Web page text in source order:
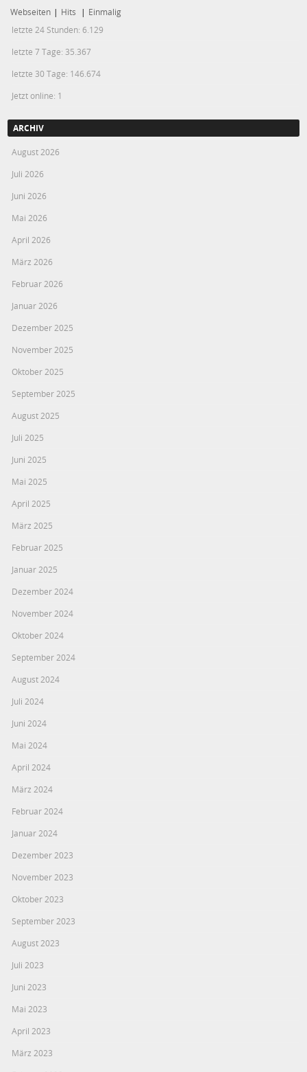
Webseiten | Hits | Einmalig
letzte 24 Stunden:6.129
letzte 7 Tage: 35.367
letzte 30 Tage: 146.674
Jetzt online: 1
ARCHIV
August 2026
Juli 2026
Juni 2026
Mai 2026
April 2026
März 2026
Februar 2026
Januar 2026
Dezember 2025
November 2025
Oktober 2025
September 2025
August 2025
Juli 2025
Juni 2025
Mai 2025
April 2025
März 2025
Februar 2025
Januar 2025
Dezember 2024
November 2024
Oktober 2024
September 2024
August 2024
Juli 2024
Juni 2024
Mai 2024
April 2024
März 2024
Februar 2024
Januar 2024
Dezember 2023
November 2023
Oktober 2023
September 2023
August 2023
Juli 2023
Juni 2023
Mai 2023
April 2023
März 2023